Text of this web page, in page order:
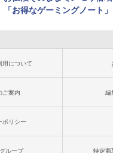
「お得なゲーミングノート」
用について
ご案内 編
ポリシー
ループ 特定商